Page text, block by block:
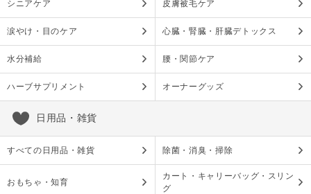
シニアケア 皮膚被毛ケア
涙やけ・目のケア 心臓・腎臓・肝臓デトックス
水分補給 腰・関節ケア
ハーブサプリメント オーナーグッズ
日用品・雑貨
すべての日用品・雑貨 除菌・消臭・掃除
おもちゃ・知育
カート・キャリーバッグ・スリン
グ